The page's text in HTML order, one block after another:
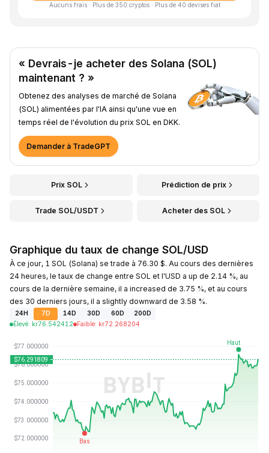
Aucuns frais · Plus de 350 cryptos · Plus de 40 devises fiat
« Devrais-je acheter des Solana (SOL)
maintenant ? »
Obtenez des analyses de marché de Solana
(SOL) alimentées par l'IA ainsi qu'une vue en
temps réel de l'évolution du prix SOL en DKK.
Demander à TradeGPT
Prix SOL Prédiction de prix
Trade SOL/USDT Acheter des SOL
Graphique du taux de change SOL/USD
À ce jour, 1 SOL (Solana) se trade à 76.30 $. Au cours des dernières
24 heures, le taux de change entre SOL et l'USD a up de 2.14 %, au
cours de la dernière semaine, il a increased de 3.75 %, et au cours
des 30 derniers jours, il a slightly downward de 3.58 %.
24H 7D 14D 30D 60D
200D
Élevé: kr76.542412 Faible: kr72.268204
Dernière mise à jour : 2026-08-09, 06:50 GMT+0